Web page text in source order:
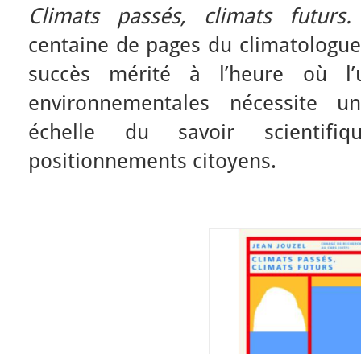
Climats passés, climats futurs.
centaine de pages du
succès mérité à l’heure où
environnementales nécessite
échelle du savoir
positionnements citoyens.